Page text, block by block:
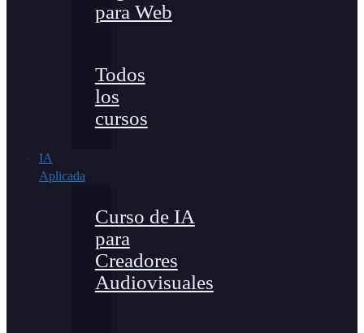
para Web
Todos
los
cursos
IA
Aplicada
Curso de IA
para
Creadores
Audiovisuales